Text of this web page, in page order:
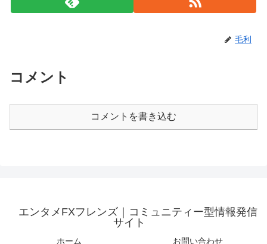
毛利
コメント
コメントを書き込む
エンタメFXフレンズ｜コミュニティー型情報発信
サイト
ホーム お問い合わせ